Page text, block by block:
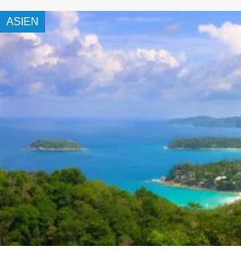
ASIEN